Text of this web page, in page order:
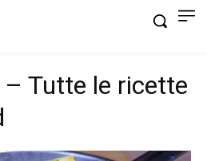
Tutte le ricette